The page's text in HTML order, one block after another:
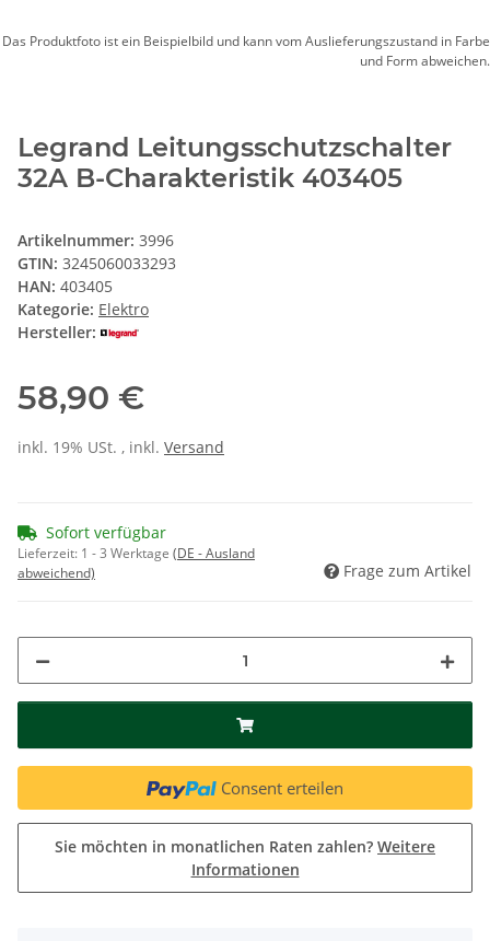
Das Produktfoto ist ein Beispielbild und kann vom Auslieferungszustand in Farbe
und Form abweichen.
Legrand Leitungsschutzschalter
32A B-Charakteristik 403405
Artikelnummer: 3996
GTIN: 3245060033293
HAN: 403405
Kategorie: Elektro
Hersteller:
58,90 €
inkl. 19% USt. , inkl. Versand
Sofort verfügbar
Lieferzeit: 1 - 3 Werktage (DE - Ausland
abweichend)
Frage zum Artikel
Consent erteilen
Sie möchten in monatlichen Raten zahlen? Weitere
Informationen